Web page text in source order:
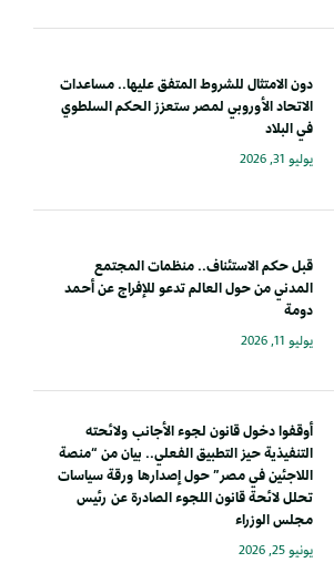
دون الامتثال للشروط المتفق عليها.. مساعدات
الاتحاد الأوروبي لمصر ستعزز الحكم السلطوي
في البلاد
يوليو 31, 2026
قبل حكم الاستئناف.. منظمات المجتمع
المدني من حول العالم تدعو للإفراج عن أحمد
دومة
يوليو 11, 2026
أوقفوا دخول قانون لجوء الأجانب ولائحته
التنفيذية حيز التطبيق الفعلي.. بيان من “منصة
اللاجئين في مصر” حول إصدارها ورقة سياسات
تحلل لائحة قانون اللجوء الصادرة عن رئيس
مجلس الوزراء
يونيو 25, 2026